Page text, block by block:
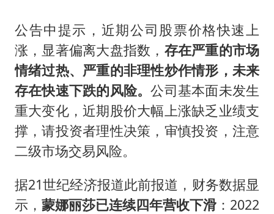
公告中提示，近期公司股票价格快速上
涨，显著偏离大盘指数， 存在严重的市场
情绪过热、严重的非理性炒作情形，未来
存在快速下跌的风险。公司基本面未发生
重大变化，近期股价大幅上涨缺乏业绩支
撑，请投资者理性决策，审慎投资，注意
二级市场交易风险。
据21世纪经济报道此前报道，财务数据显
示， 蒙娜丽莎已连续四年营收下滑 ：2022